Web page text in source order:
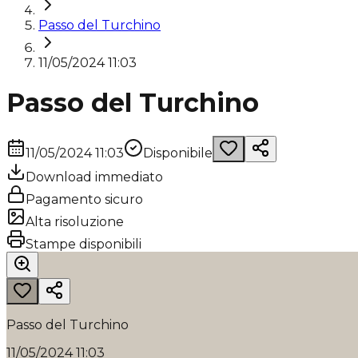
Passo del Turchino
11/05/2024 11:03
Passo del Turchino
11/05/2024 11:03
Disponibile
Download immediato
Pagamento sicuro
Alta risoluzione
Stampe disponibili
Passo del Turchino
11/05/2024 11:03